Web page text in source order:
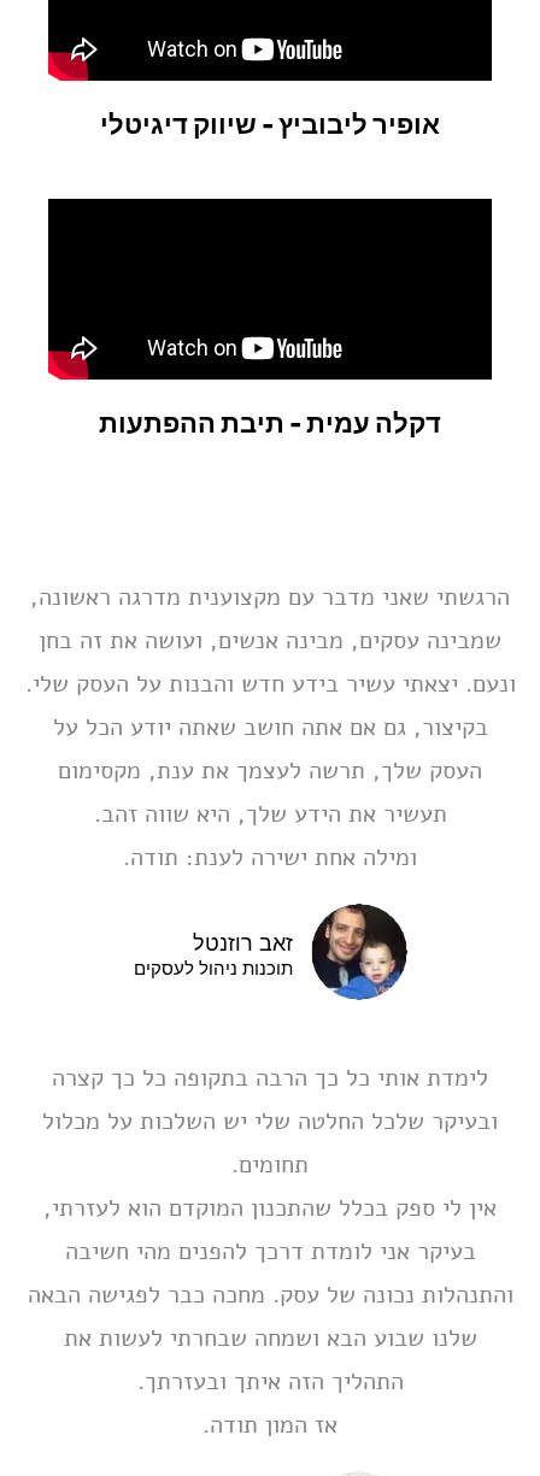
אופיר ליבוביץ - שיווק דיגיטלי
דקלה עמית - תיבת ההפתעות
הרגשתי שאני מדבר עם מקצוענית מדרגה ראשונה,
שמבינה עסקים, מבינה אנשים, ועושה את זה בחן
ונעם. יצאתי עשיר בידע חדש והבנות על העסק שלי.
בקיצור, גם אם אתה חושב שאתה יודע הכל על
העסק שלך, תרשה לעצמך את ענת, מקסימום
תעשיר את הידע שלך, היא שווה זהב.
ומילה אחת ישירה לענת: תודה.
זאב רוזנטל
תוכנות ניהול לעסקים
לימדת אותי כל כך הרבה בתקופה כל כך קצרה
ובעיקר שלכל החלטה שלי יש השלכות על מכלול
תחומים.
אין לי ספק בכלל שהתכנון המוקדם הוא לעזרתי,
בעיקר אני לומדת דרכך להפנים מהי חשיבה
והתנהלות נכונה של עסק. מחכה כבר לפגישה הבאה
שלנו שבוע הבא ושמחה שבחרתי לעשות את
התהליך הזה איתך ובעזרתך.
אז המון תודה.